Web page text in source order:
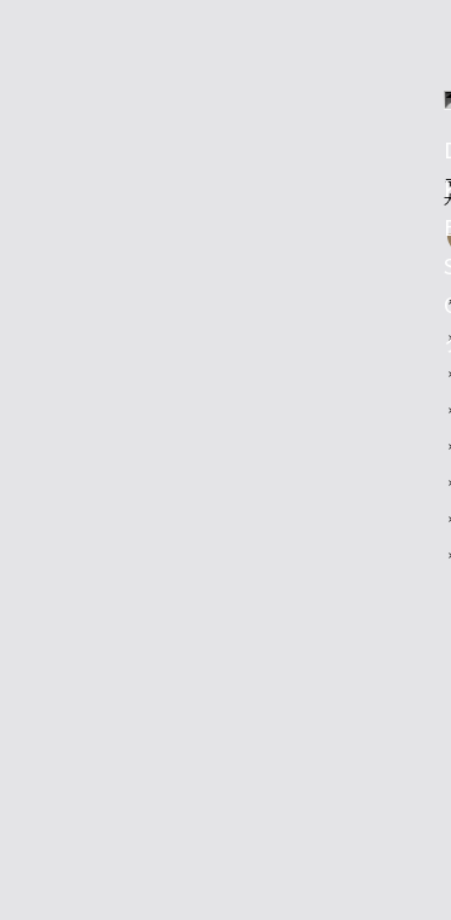
chevron_right
chevron_right
chevron_right
chevron_right
chevron_right
chevron_right